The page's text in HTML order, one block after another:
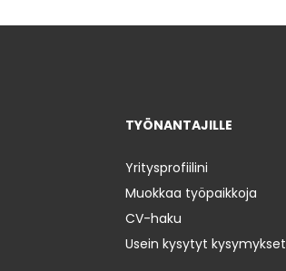
TYÖNANTAJILLE
Yritysprofiilini
Muokkaa työpaikkoja
CV-haku
Usein kysytyt kysymykset